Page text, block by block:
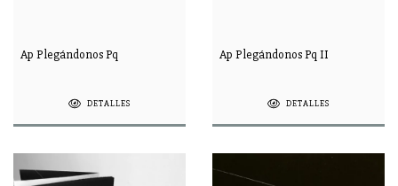
Ap Plegándonos Pq
DETALLES
Ap Plegándonos Pq II
DETALLES